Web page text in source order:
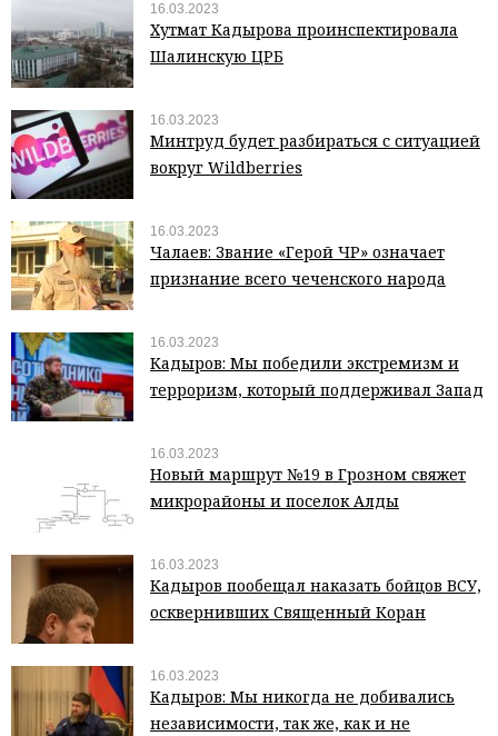
16.03.2023
Хутмат Кадырова проинспектировала
Шалинскую ЦРБ
16.03.2023
Минтруд будет разбираться с ситуацией
вокруг Wildberries
16.03.2023
Чалаев: Звание «Герой ЧР» означает
признание всего чеченского народа
16.03.2023
Кадыров: Мы победили экстремизм и
терроризм, который поддерживал Запад
16.03.2023
Новый маршрут №19 в Грозном свяжет
микрорайоны и поселок Алды
16.03.2023
Кадыров пообещал наказать бойцов ВСУ,
осквернивших Священный Коран
16.03.2023
Кадыров: Мы никогда не добивались
независимости, так же, как и не